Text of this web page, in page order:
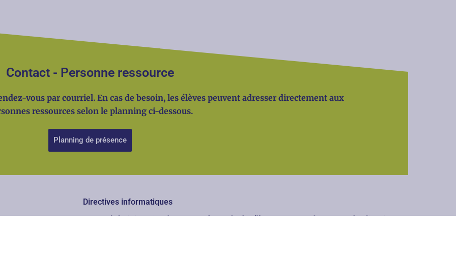
Contact - Personne ressource
vous par courriel. En cas de besoin, les élèves peuvent adresser directement aux
ressources selon le planning ci-dessous.
Planning de présence
Directives informatiques
L'administration, le corps professoral et les élèves sont tenus de respecter les directives